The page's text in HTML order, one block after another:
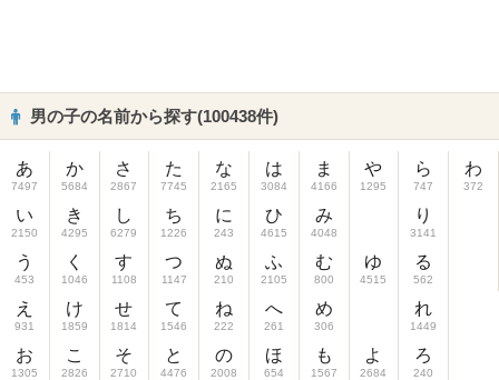
男の子の名前から探す(100438件)
あ
7497
い
2150
う
453
え
931
お
1305
か
5684
き
4295
く
1046
け
1859
こ
2826
さ
2867
し
6279
す
1108
せ
1814
そ
2710
た
7745
ち
1226
つ
1147
て
1546
と
4476
な
2165
に
243
ぬ
210
ね
222
の
2008
は
3084
ひ
4615
ふ
2105
へ
261
ほ
654
ま
4166
み
4048
む
800
め
306
も
1567
や
1295
ゆ
4515
よ
2684
ら
747
り
3141
る
562
れ
1449
ろ
240
わ
372